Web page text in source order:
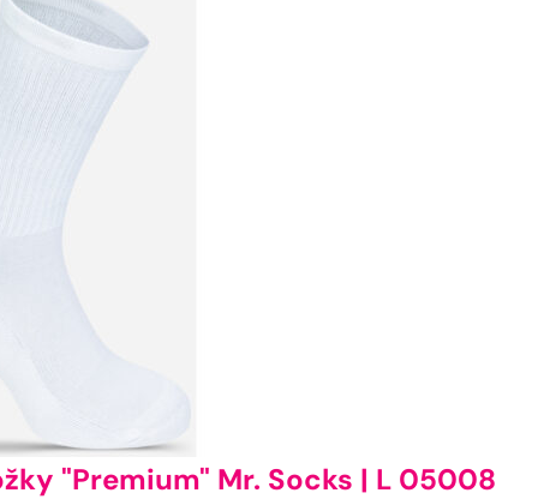
"Premium" Mr. Socks | L 05008